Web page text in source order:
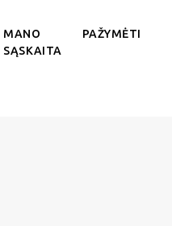
MANO
SĄSKAITA
PAŽYMĖTI